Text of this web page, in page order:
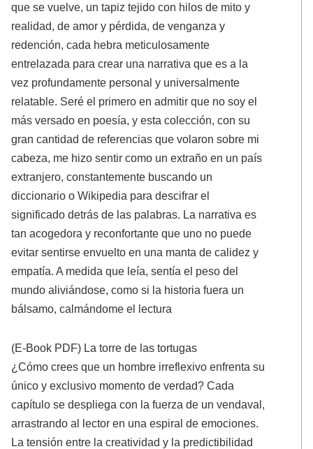
que se vuelve, un tapiz tejido con hilos de mito y
realidad, de amor y pérdida, de venganza y
redención, cada hebra meticulosamente
entrelazada para crear una narrativa que es a la
vez profundamente personal y universalmente
relatable. Seré el primero en admitir que no soy el
más versado en poesía, y esta colección, con su
gran cantidad de referencias que volaron sobre mi
cabeza, me hizo sentir como un extraño en un país
extranjero, constantemente buscando un
diccionario o Wikipedia para descifrar el
significado detrás de las palabras. La narrativa es
tan acogedora y reconfortante que uno no puede
evitar sentirse envuelto en una manta de calidez y
empatía. A medida que leía, sentía el peso del
mundo aliviándose, como si la historia fuera un
bálsamo, calmándome el lectura
(E-Book PDF) La torre de las tortugas
¿Cómo crees que un hombre irreflexivo enfrenta su
único y exclusivo momento de verdad? Cada
capítulo se despliega con la fuerza de un vendaval,
arrastrando al lector en una espiral de emociones.
La tensión entre la creatividad y la predictibilidad